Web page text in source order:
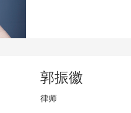
郭振徽
律师